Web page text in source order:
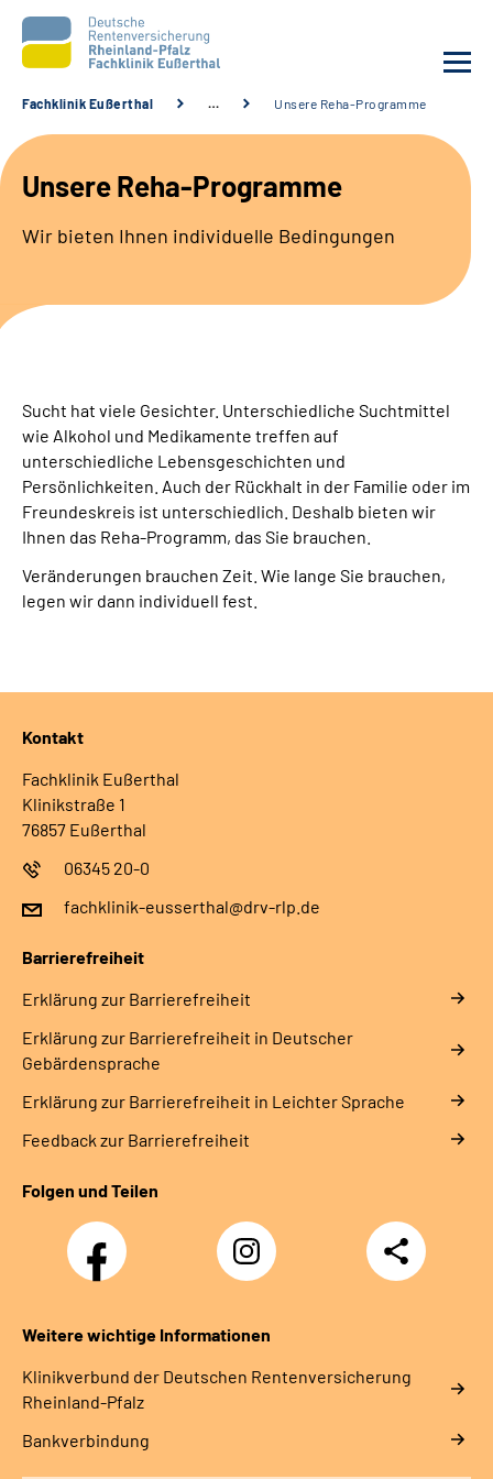
Unsere Klinik
Unsere Angebote
Zuweisende
Suche
Leichte Sprache
Gebärdensprache
Fachklinik Eußerthal … Unsere Reha-Programme
Unsere Reha-Programme
Wir bieten Ihnen individuelle Bedingungen
Sucht hat viele Gesichter. Unterschiedliche Suchtmittel
wie Alkohol und Medikamente treffen auf
unterschiedliche Lebensgeschichten und
Persönlichkeiten. Auch der Rückhalt in der Familie oder im
Freundeskreis ist unterschiedlich. Deshalb bieten wir
Ihnen das Reha-Programm, das Sie brauchen.
Veränderungen brauchen Zeit. Wie lange Sie brauchen,
legen wir dann individuell fest.
Kontakt
Fachklinik Eußerthal
Klinikstraße 1
76857 Eußerthal
06345 20-0
fachklinik-eusserthal@drv-rlp.de
Barrierefreiheit
Erklärung zur Barrierefreiheit
Erklärung zur Barrierefreiheit in Deutscher
Gebärdensprache
Erklärung zur Barrierefreiheit in Leichter Sprache
Feedback zur Barrierefreiheit
Folgen und Teilen
Facebook
Instagram
DRV
Nachwuchskräfte
Teilen
Weitere wichtige Informationen
Klinikverbund der Deutschen Rentenversicherung
Rheinland-Pfalz
Bankverbindung